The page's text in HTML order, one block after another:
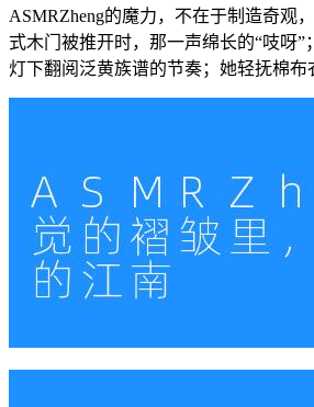
ASMRZheng的魔力，不在于制造奇观
式木门被推开时，那一声绵长的“吱呀
灯下翻阅泛黄族谱的节奏；她轻抚棉